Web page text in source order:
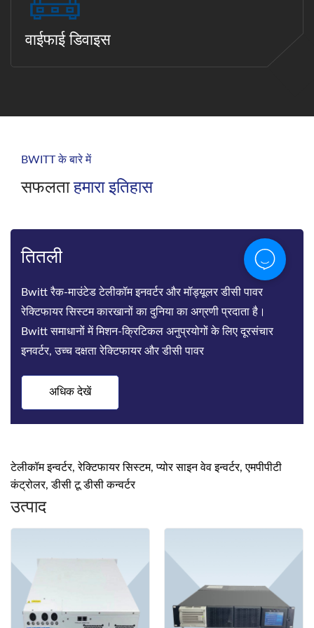
वाईफाई डिवाइस
BWITT के बारे में
सफलताहमारा इतिहास
तितली
Bwitt रैक-माउंटेड टेलीकॉम इनवर्टर और मॉड्यूलर डीसी पावर
रेक्टिफायर सिस्टम कारखानों का दुनिया का अग्रणी प्रदाता है।
Bwitt समाधानों में मिशन-क्रिटिकल अनुप्रयोगों के लिए दूरसंचार
इनवर्टर, उच्च दक्षता रेक्टिफायर और डीसी पावर
अधिक देखें
टेलीकॉम इन्वर्टर, रेक्टिफायर सिस्टम, प्योर साइन वेव इन्वर्टर, एमपीपीटी
कंट्रोलर, डीसी टू डीसी कन्वर्टर
उत्पाद